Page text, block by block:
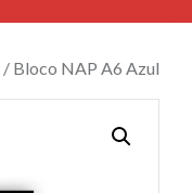
/ Bloco NAP A6 Azul